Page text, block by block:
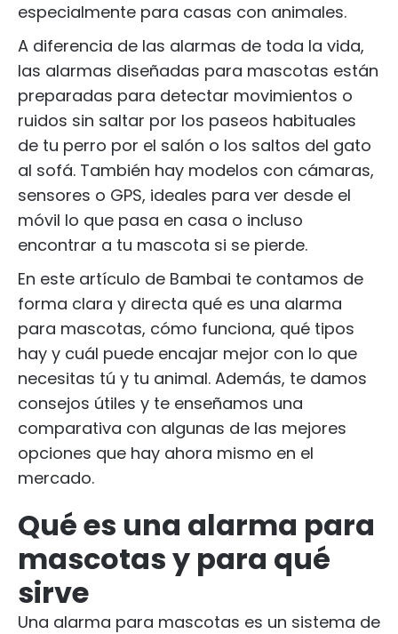
especialmente para casas con animales.
A diferencia de las alarmas de toda la vida,
las alarmas diseñadas para mascotas están
preparadas para detectar movimientos o
ruidos sin saltar por los paseos habituales
de tu perro por el salón o los saltos del gato
al sofá. También hay modelos con cámaras,
sensores o GPS, ideales para ver desde el
móvil lo que pasa en casa o incluso
encontrar a tu mascota si se pierde.
En este artículo de Bambai te contamos de
forma clara y directa qué es una alarma
para mascotas, cómo funciona, qué tipos
hay y cuál puede encajar mejor con lo que
necesitas tú y tu animal. Además, te damos
consejos útiles y te enseñamos una
comparativa con algunas de las mejores
opciones que hay ahora mismo en el
mercado.
Qué es una alarma para
mascotas y para qué
sirve
Una alarma para mascotas es un sistema de